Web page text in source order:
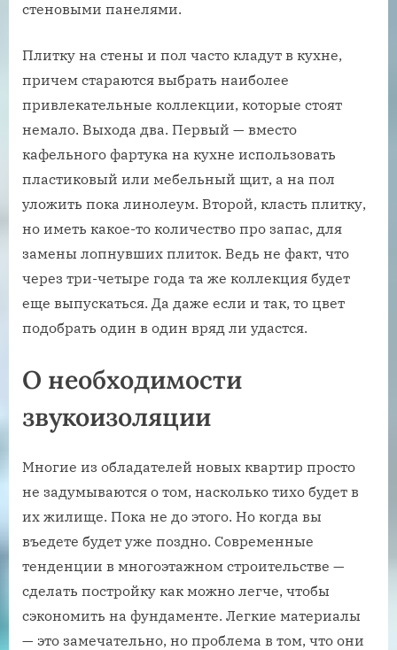
стеновыми панелями.
Плитку на стены и пол часто кладут в кухне,
причем стараются выбрать наиболее
привлекательные коллекции, которые стоят
немало. Выхода два. Первый — вместо
кафельного фартука на кухне использовать
пластиковый или мебельный щит, а на пол
уложить пока линолеум. Второй, класть плитку,
но иметь какое-то количество про запас, для
замены лопнувших плиток. Ведь не факт, что
через три-четыре года та же коллекция будет
еще выпускаться. Да даже если и так, то цвет
подобрать один в один вряд ли удастся.
О необходимости
звукоизоляции
Многие из обладателей новых квартир просто
не задумываются о том, насколько тихо будет в
их жилище. Пока не до этого. Но когда вы
въедете будет уже поздно. Современные
тенденции в многоэтажном строительстве —
сделать постройку как можно легче, чтобы
сэкономить на фундаменте. Легкие материалы
— это замечательно, но проблема в том, что они